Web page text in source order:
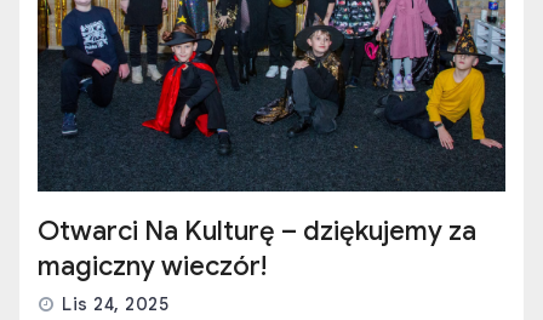
Otwarci Na Kulturę – dziękujemy za
magiczny wieczór!
Lis 24, 2025